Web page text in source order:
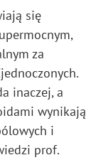
się
za
inaczej, a
wynikają
i
prof.